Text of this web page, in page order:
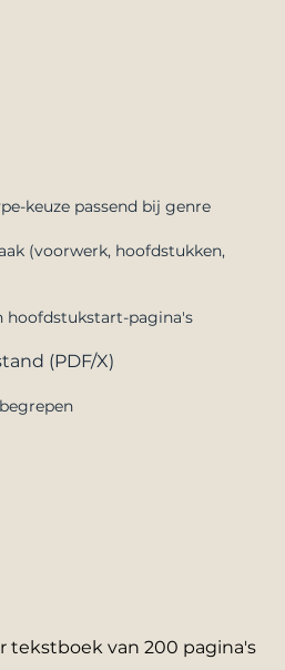
keuze passend bij genre
(voorwerk, hoofdstukken,
hoofdstukstart-pagina's
(PDF/X)
tekstboek van 200 pagina's